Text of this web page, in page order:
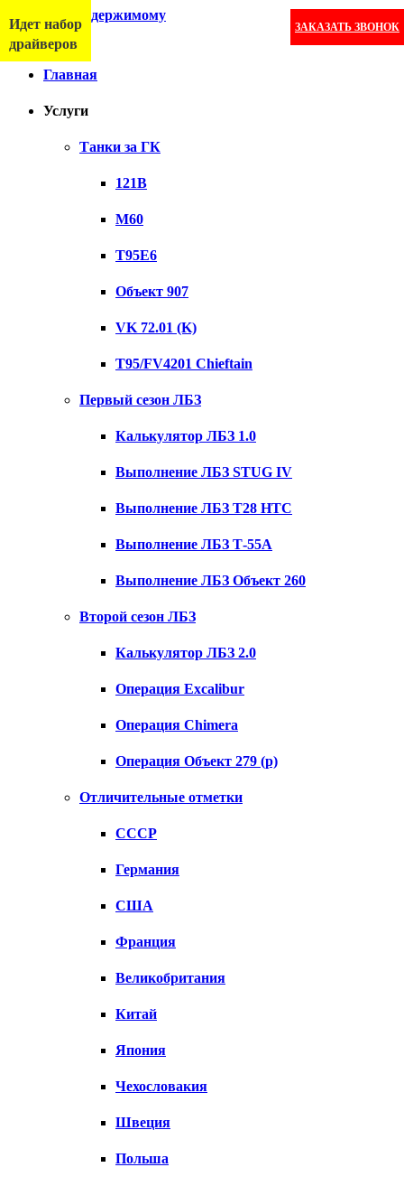
Перейти к содержимому
ЗАКАЗАТЬ ЗВОНОК
Меню
Главная
Услуги
Танки за ГК
121B
M60
T95E6
Объект 907
VK 72.01 (K)
T95/FV4201 Chieftain
Первый сезон ЛБЗ
Калькулятор ЛБЗ 1.0
Выполнение ЛБЗ STUG IV
Выполнение ЛБЗ T28 HTC
Выполнение ЛБЗ Т-55А
Выполнение ЛБЗ Объект 260
Второй сезон ЛБЗ
Калькулятор ЛБЗ 2.0
Операция Excalibur
Операция Chimera
Операция Объект 279 (р)
Отличительные отметки
СССР
Германия
США
Франция
Великобритания
Китай
Япония
Чехословакия
Швеция
Польша
Идет набор
драйверов